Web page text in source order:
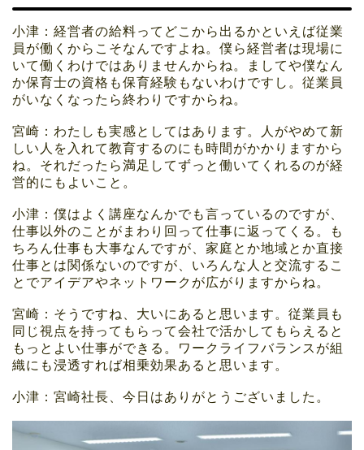
小津：経営者の給料ってどこから出るかといえば従業
員が働くからこそなんですよね。僕ら経営者は現場に
いて働くわけではありませんからね。ましてや僕なん
か保育士の資格も保育経験もないわけですし。従業員
がいなくなったら終わりですからね。
宮崎：わたしも実感としてはあります。人がやめて新
しい人を入れて教育するのにも時間がかかりますから
ね。それだったら満足してずっと働いてくれるのが経
営的にもよいこと。
小津：僕はよく講座なんかでも言っているのですが、
仕事以外のことがまわり回って仕事に返ってくる。も
ちろん仕事も大事なんですが、家庭とか地域とか直接
仕事とは関係ないのですが、いろんな人と交流するこ
とでアイデアやネットワークが広がりますからね。
宮崎：そうですね、大いにあると思います。従業員も
同じ視点を持ってもらって会社で活かしてもらえると
もっとよい仕事ができる。ワークライフバランスが組
織にも浸透すれば相乗効果あると思います。
小津：宮崎社長、今日はありがとうございました。